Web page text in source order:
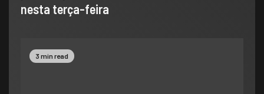
nesta terça-feira
3 min read